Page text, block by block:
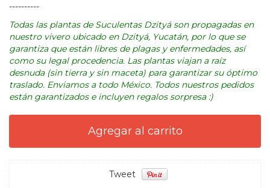
----------
Todas las plantas de Suculentas Dzityá son propagadas en
nuestro vivero ubicado en Dzityá, Yucatán, por lo que se
garantiza que están libres de plagas y enfermedades, así
como su legal procedencia. Las plantas viajan a raíz
desnuda (sin tierra y sin maceta) para garantizar su óptimo
traslado. Enviamos a todo México. Todos nuestros pedidos
están garantizados e incluyen regalos sorpresa :)
Tweet